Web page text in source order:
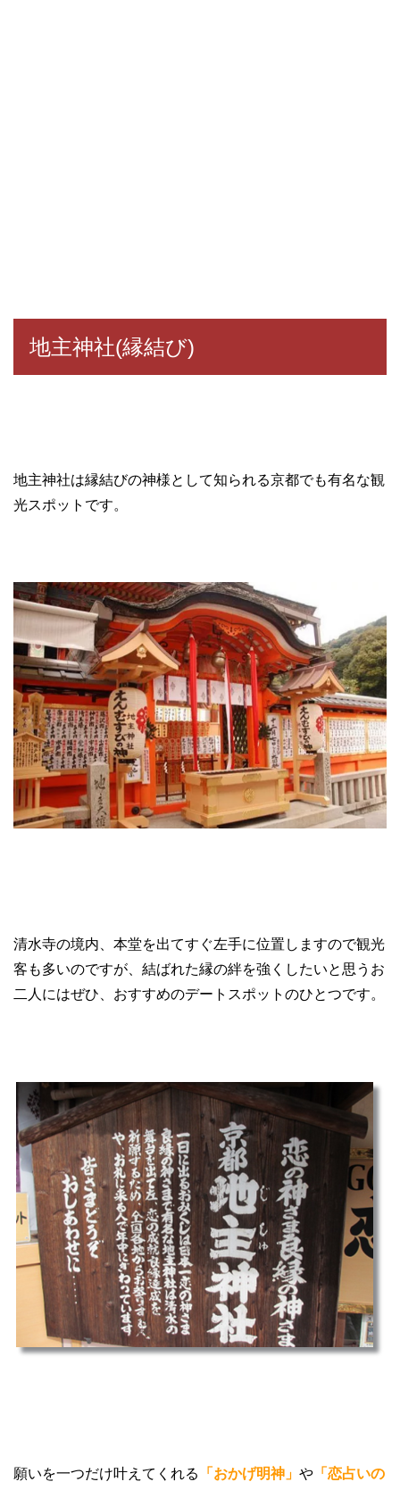
地主神社(縁結び)
地主神社は縁結びの神様として知られる京都でも有名な観
光スポットです。
清水寺の境内、本堂を出てすぐ左手に位置しますので観光
客も多いのですが、結ばれた縁の絆を強くしたいと思うお
二人にはぜひ、おすすめのデートスポットのひとつです。
願いを一つだけ叶えてくれる 「おかげ明神」 や 「恋占いの